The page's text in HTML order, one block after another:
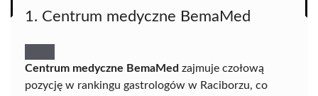
1. Centrum medyczne BemaMed
Centrum medyczne BemaMed zajmuje czołową
pozycję w rankingu gastrologów w Raciborzu, co